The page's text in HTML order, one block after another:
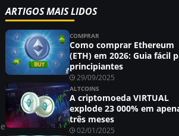
ARTIGOS MAIS LIDOS
COMPRAR
Como comprar Ethereum
(ETH) em 2026: Guia fácil
principiantes
29/09/2025
ALTCOINS
A criptomoeda VIRTUAL
explode 23 000% em
três meses
02/01/2025